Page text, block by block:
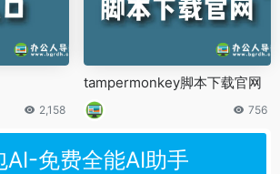
2,158
tampermonkey脚本下载官网
756
AI-免费全能AI助手